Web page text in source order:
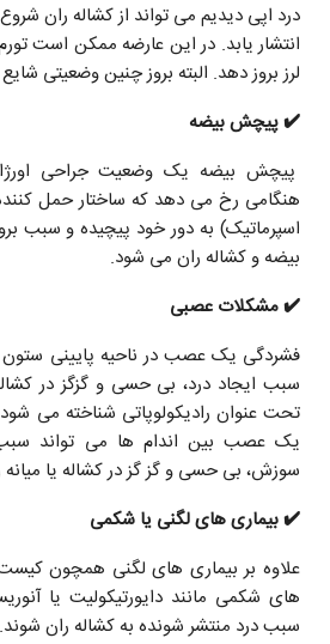
درد اپی دیدیم می تواند از کشاله ران
انتشار یابد. در این عارضه ممکن است
لرز بروز دهد. البته بروز چنین وضعیتی
✔️ پیچش بیضه
پیچش بیضه یک وضعیت جراحی
هنگامی رخ می دهد که ساختار حمل
اسپرماتیک) به دور خود پیچیده و سبب
بیضه و کشاله ران می شود.
✔️ مشکلات عصبی
فشردگی یک عصب در ناحیه پایینی ستون
سبب ایجاد درد، بی حسی و گزگز در
تحت عنوان رادیکولوپاتی شناخته می
یک عصب بین اندام ها می تواند سبب
سوزش، بی حسی و گز گز در کشاله یا
✔️ بیماری های لگنی یا شکمی
علاوه بر بیماری های لگنی همچون
های شکمی مانند دایورتیکولیت یا
سبب درد منتشر شونده به کشاله ران شوند.